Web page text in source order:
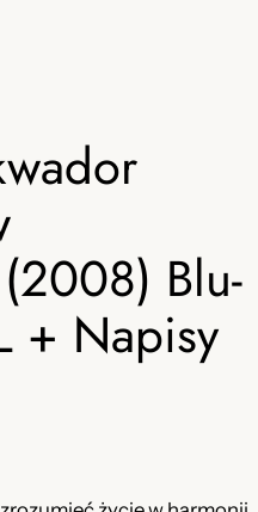
Blu-
+ Napisy